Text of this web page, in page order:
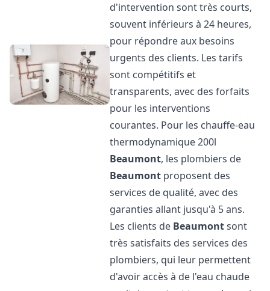
d'intervention sont très courts,
souvent inférieurs à 24 heures,
pour répondre aux besoins
urgents des clients. Les tarifs
sont compétitifs et
transparents, avec des forfaits
pour les interventions
courantes. Pour les chauffe-eau
thermodynamique 200l
Beaumont, les plombiers de
Beaumont proposent des
services de qualité, avec des
garanties allant jusqu'à 5 ans.
Les clients de Beaumontsont
très satisfaits des services des
plombiers, qui leur permettent
d'avoir accès à de l'eau chaude